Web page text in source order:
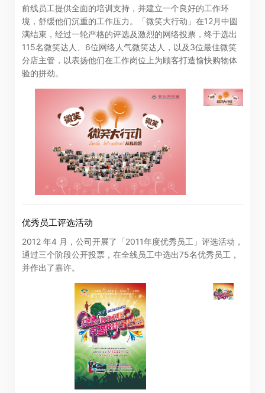
前线员工提供全面的培训支持，并建立一个良好的工作环
境，舒缓他们沉重的工作压力。「微笑大行动」在12月中圆
满结束，经过一轮严格的评选及激烈的网络投票，终于选出
115名微笑达人、6位网络人气微笑达人，以及3位最佳微笑
分店主管，以表扬他们在工作岗位上为顾客打造愉快购物体
验的拼劲。
优秀员工评选活动
2012 年4 月，公司开展了「2011年度优秀员工」评选活动，
通过三个阶段公开投票，在全线员工中选出75名优秀员工，
并作出了嘉许。
站所提供的全部或任何部份资料或服务而产生或因倚赖该
等内容而可能引致的任何损失或损害负责。